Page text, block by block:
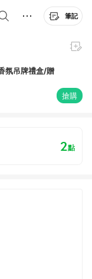
筆記
氛吊牌禮盒/贈
搶購
2點